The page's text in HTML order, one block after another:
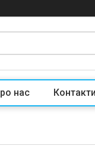
нас Контакти